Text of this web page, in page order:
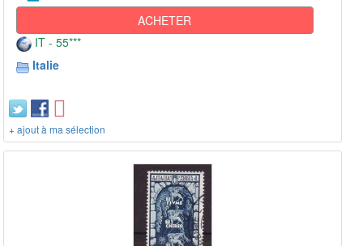
ACHETER
IT - 55***
Italie
+ ajout à ma sélection